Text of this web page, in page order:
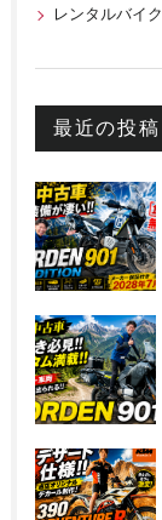
レンタルバイク
最近の投稿